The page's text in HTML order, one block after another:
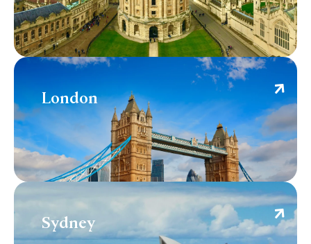
London
London
Sydney
Sydney